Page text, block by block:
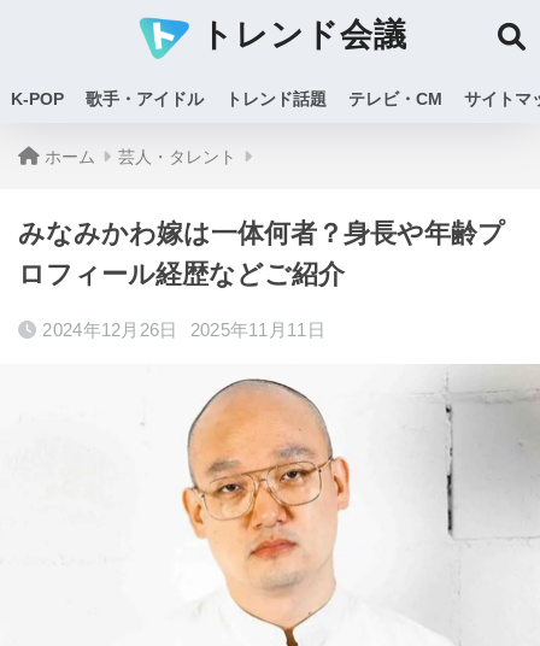
トレンド会議
K-POP 歌手・アイドル トレンド話題 テレビ・CM サイトマ
ホーム 芸人・タレント
みなみかわ嫁は一体何者？身長や年齢プ
ロフィール経歴などご紹介
2024年12月26日 2025年11月11日